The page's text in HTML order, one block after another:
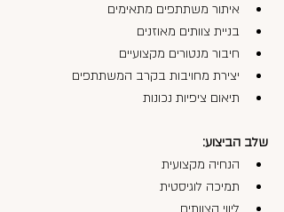
איתור משתתפים מתאימים
בניית צוותים מאוזנים
חיבור מנטורים מקצועיים
יצירת מחויבות בקרב המשתתפים
תיאום ציפיות נכונות
שלב הביצוע:
הנחיה מקצועית
תמיכה לוגיסטית